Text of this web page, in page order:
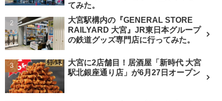
てみた。
大宮駅構内の『GENERAL STORE
RAILYARD 大宮』JR東日本グループ
の鉄道グッズ専門店に行ってみた。
大宮に2店舗目！居酒屋「新時代 大宮
駅北銀座通り店」が6月27日オープン